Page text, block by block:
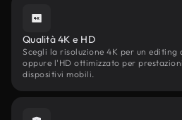
Qualità 4K e HD
Scegli la risoluzione 4K per un
oppure l'HD ottimizzato per
dispositivi mobili.